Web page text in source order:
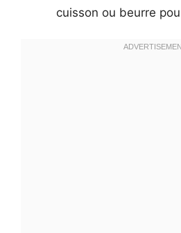
cuisson ou beurre